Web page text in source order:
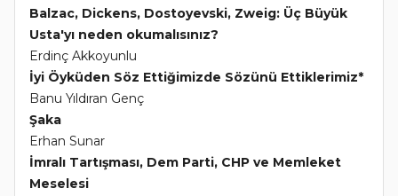
Balzac, Dickens, Dostoyevski, Zweig: Üç Büyük
Usta'yı neden okumalısınız?
Erdinç Akkoyunlu
İyi Öyküden Söz Ettiğimizde Sözünü Ettiklerimiz*
Banu Yıldıran Genç
Şaka
Erhan Sunar
İmralı Tartışması, Dem Parti, CHP ve Memleket
Meselesi